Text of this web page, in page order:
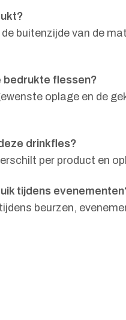
buitenzijde van de
bedrukte flessen?
oplage en de
drinkfles?
per product en
tijdens
beurzen,